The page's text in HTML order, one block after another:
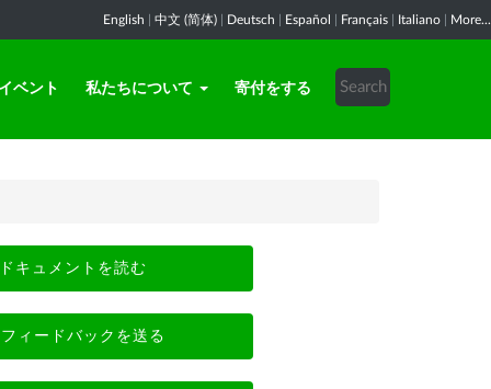
English 中文 (简体) Deutsch Español Français Italiano More...
イベント 私たちについて 寄付をする
ドキュメントを読む
フィードバックを送る